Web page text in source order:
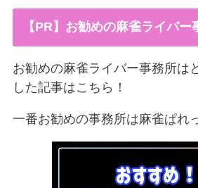
【PR】お勧めの麻雀ライバー
お勧めの麻雀ライバー事務所は
した記事はこちら！
一番お勧めの事務所は麻雀ぱれ